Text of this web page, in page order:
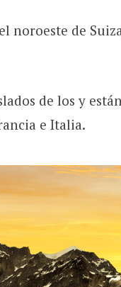
noroeste de
de los y
e Italia.